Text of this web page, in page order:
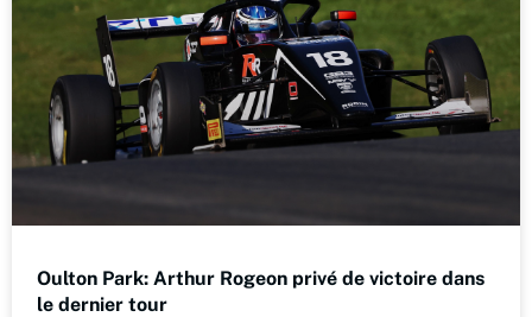
Oulton Park: Arthur Rogeon privé de victoire dans
le dernier tour